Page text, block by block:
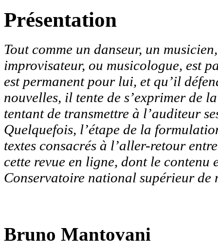
Présentation
Tout comme un danseur, un
improvisateur, ou musicologue, est
est permanent pour lui, et qu’il
nouvelles, il tente de s’exprimer de
tentant de transmettre à l’auditeur
Quelquefois, l’étape de la
textes consacrés à l’aller-retour
cette revue en ligne, dont le contenu
Conservatoire national supérieur de
Bruno Mantovani